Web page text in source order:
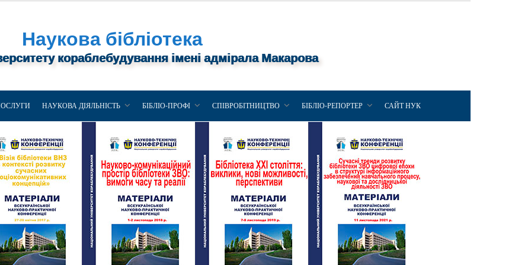
Наукова бібліотека
кораблебудування імені адмірала Макарова
НАУКОВА ДІЯЛЬНІСТЬ БІБЛІО-ПРОФІ СПІВРОБІТНИЦТВО БІБЛІО-РЕПОРТЕР САЙТ НУК